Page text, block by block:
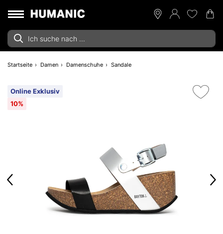
Startseite Damen Damenschuhe Sandale
Online Exklusiv
10%